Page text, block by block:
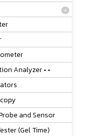
Analyzer • •
and Sensor
(Gel Time)